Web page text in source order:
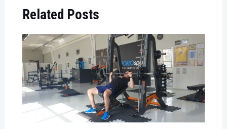
Related Posts